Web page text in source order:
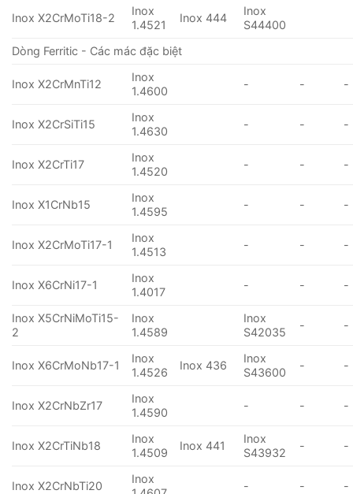
Inox X2CrMoTi18-2
Inox
1.4521
Inox 444
Inox
S44400
Dòng Ferritic - Các mác đặc biệt
Inox X2CrMnTi12
Inox
1.4600
- - -
Inox X2CrSiTi15
Inox
1.4630
- - -
Inox X2CrTi17
Inox
1.4520
- - -
Inox X1CrNb15
Inox
1.4595
- - -
Inox X2CrMoTi17-1
Inox
1.4513
- - -
Inox X6CrNi17-1
Inox
1.4017
- - -
Inox X5CrNiMoTi15-
2
Inox
1.4589
Inox
S42035
- -
Inox X6CrMoNb17-1
Inox
1.4526
Inox 436
Inox
S43600
- -
Inox X2CrNbZr17
Inox
1.4590
- - -
Inox X2CrTiNb18
Inox
1.4509
Inox 441
Inox
S43932
- -
Inox X2CrNbTi20
Inox
- - -